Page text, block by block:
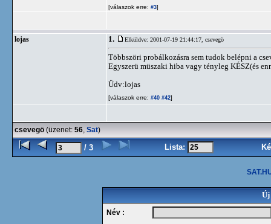
[válaszok erre: #3]
lojas 1. Elküldve: 2001-07-19 21:44:17, csevegö
Többszöri probálkozásra sem tudok belépni a
Egyszerü müszaki hiba vagy tényleg KÉSZ(és
Üdv:lojas
[válaszok erre: #40 #42]
csevegö (üzenet: 56, Sat)
/ 3 Lista:
Új
Név :